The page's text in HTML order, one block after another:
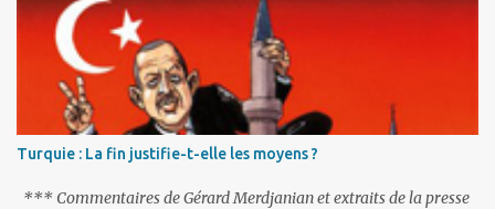
Turquie : La fin justifie-t-elle les moyens ?
*** Commentaires de Gérard Merdjanian et extraits de la presse